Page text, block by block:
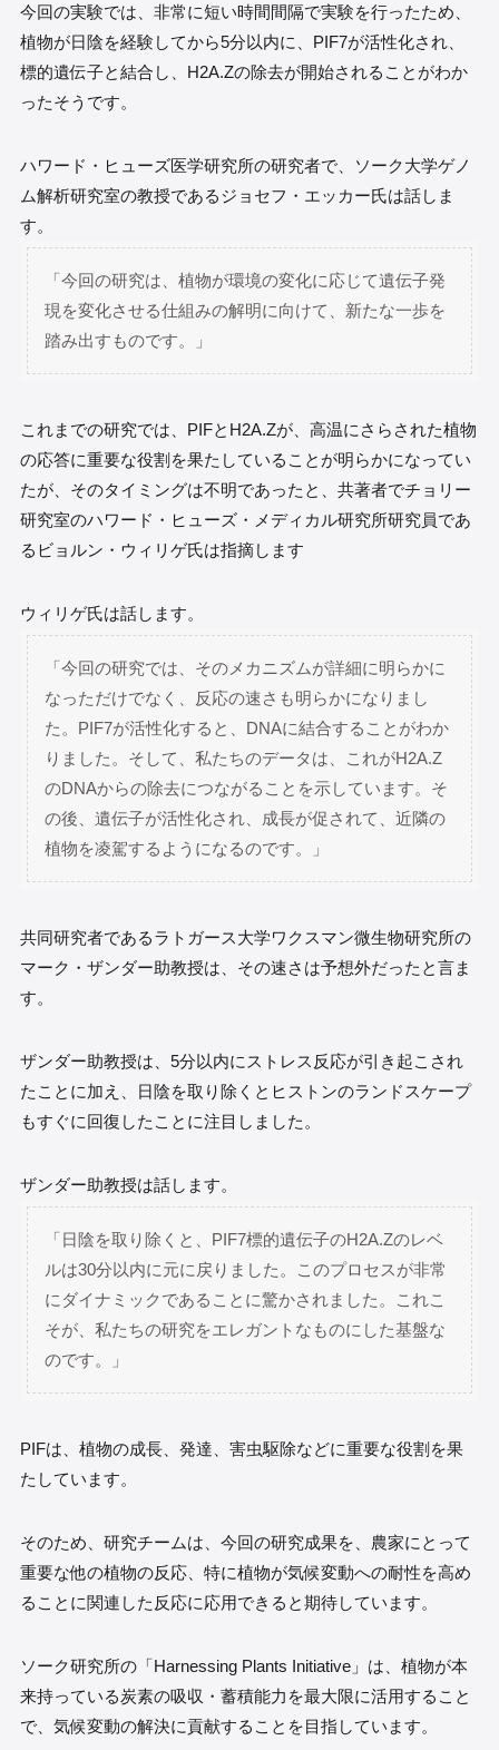
今回の実験では、非常に短い時間間隔で実験を行ったため、
植物が日陰を経験してから5分以内に、PIF7が活性化され、
標的遺伝子と結合し、H2A.Zの除去が開始されることがわか
ったそうです。
ハワード・ヒューズ医学研究所の研究者で、ソーク大学ゲノ
ム解析研究室の教授であるジョセフ・エッカー氏は話しま
す。
「今回の研究は、植物が環境の変化に応じて遺伝子発
現を変化させる仕組みの解明に向けて、新たな一歩を
踏み出すものです。」
これまでの研究では、PIFとH2A.Zが、高温にさらされた植物
の応答に重要な役割を果たしていることが明らかになってい
たが、そのタイミングは不明であったと、共著者でチョリー
研究室のハワード・ヒューズ・メディカル研究所研究員であ
るビョルン・ウィリゲ氏は指摘します
ウィリゲ氏は話します。
「今回の研究では、そのメカニズムが詳細に明らかに
なっただけでなく、反応の速さも明らかになりまし
た。PIF7が活性化すると、DNAに結合することがわか
りました。そして、私たちのデータは、これがH2A.Z
のDNAからの除去につながることを示しています。そ
の後、遺伝子が活性化され、成長が促されて、近隣の
植物を凌駕するようになるのです。」
共同研究者であるラトガース大学ワクスマン微生物研究所の
マーク・ザンダー助教授は、その速さは予想外だったと言ま
す。
ザンダー助教授は、5分以内にストレス反応が引き起こされ
たことに加え、日陰を取り除くとヒストンのランドスケープ
もすぐに回復したことに注目しました。
ザンダー助教授は話します。
「日陰を取り除くと、PIF7標的遺伝子のH2A.Zのレベ
ルは30分以内に元に戻りました。このプロセスが非常
にダイナミックであることに驚かされました。これこ
そが、私たちの研究をエレガントなものにした基盤な
のです。」
PIFは、植物の成長、発達、害虫駆除などに重要な役割を果
たしています。
そのため、研究チームは、今回の研究成果を、農家にとって
重要な他の植物の反応、特に植物が気候変動への耐性を高め
ることに関連した反応に応用できると期待しています。
ソーク研究所の「Harnessing Plants Initiative」は、植物が本
来持っている炭素の吸収・蓄積能力を最大限に活用すること
で、気候変動の解決に貢献することを目指しています。